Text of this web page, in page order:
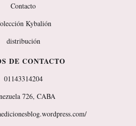
Contacto
Kybalión
distribución
DE CONTACTO
01143314204
726, CABA